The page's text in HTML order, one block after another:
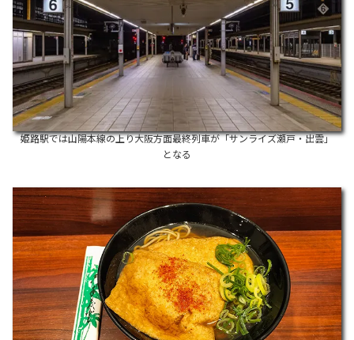
姫路駅では山陽本線の上り大阪方面最終列車が「サンライズ瀬戸・出雲」
となる